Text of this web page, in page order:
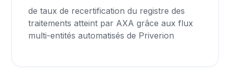
de taux de recertification du registre des
traitements atteint par AXA grâce aux flux
multi-entités automatisés de Priverion